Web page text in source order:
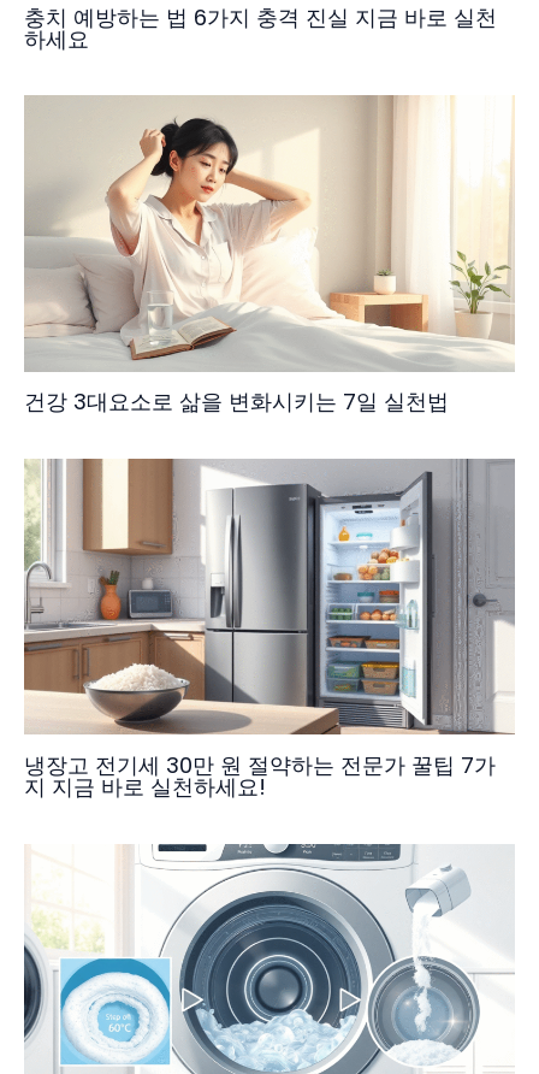
충치 예방하는 법 6가지 충격 진실 지금 바로 실천
하세요
건강 3대요소로 삶을 변화시키는 7일 실천법
냉장고 전기세 30만 원 절약하는 전문가 꿀팁 7가
지 지금 바로 실천하세요!